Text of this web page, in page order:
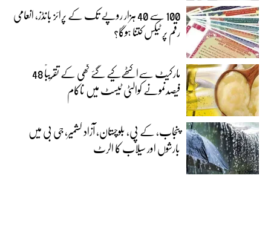
100 سے 40 ہزار روپے تک کے پرائز بانڈز، انعامی
رقم پر ٹیکس کتنا ہوگا؟
مارکیٹ سےاکٹھےکیے گئے گھی کے تقریباً 48
فیصدنمونے کوالٹی ٹیسٹ میں ناکام
پنجاب، کے پی، بلوچستان، آزاد کشمیر، جی بی میں
بارشوں اور سیلاب کا الرٹ